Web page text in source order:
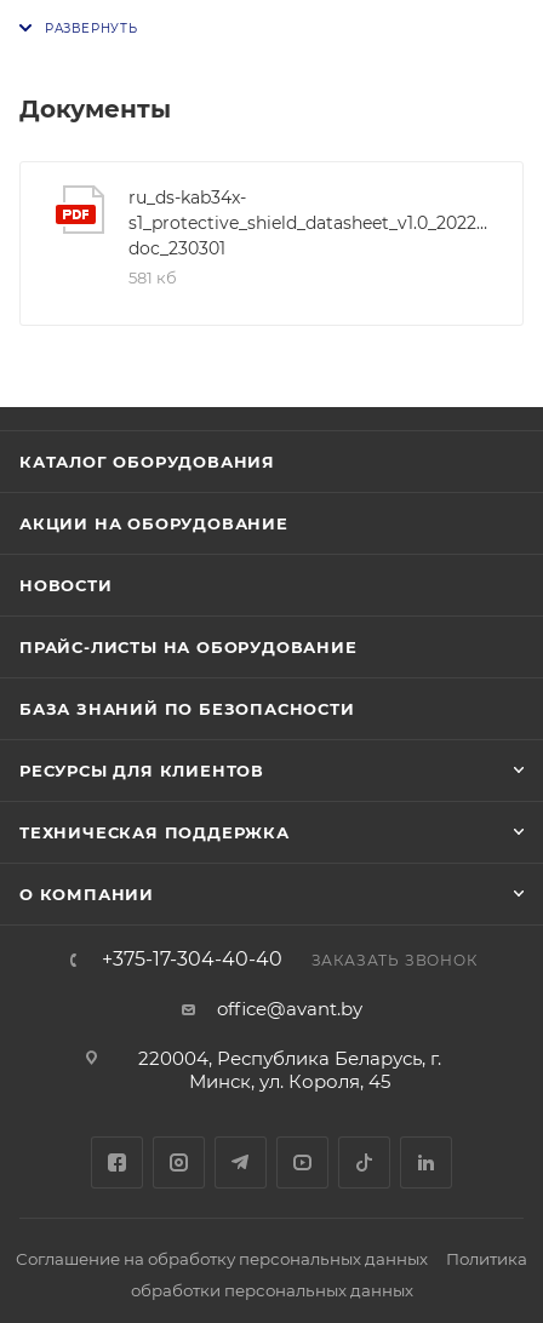
Документы
ru_ds-kab34x-
s1_protective_shield_datasheet_v1.0_20221123-
doc_230301
581 кб
КАТАЛОГ ОБОРУДОВАНИЯ
АКЦИИ НА ОБОРУДОВАНИЕ
НОВОСТИ
ПРАЙС-ЛИСТЫ НА ОБОРУДОВАНИЕ
БАЗА ЗНАНИЙ ПО БЕЗОПАСНОСТИ
РЕСУРСЫ ДЛЯ КЛИЕНТОВ
ТЕХНИЧЕСКАЯ ПОДДЕРЖКА
О КОМПАНИИ
+375-17-304-40-40 ЗАКАЗАТЬ ЗВОНОК
office@avant.by
220004, Республика Беларусь, г.
Минск, ул. Короля, 45
Соглашение на обработку персональных данных
Политика
обработки персональных данных